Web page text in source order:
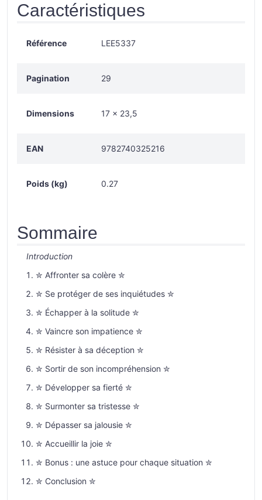
Caractéristiques
Référence LEE5337
Pagination 29
Dimensions 17 × 23,5
EAN 9782740325216
Poids (kg) 0.27
Sommaire
Introduction
✮ Affronter sa colère ✮
✮ Se protéger de ses inquiétudes ✮
✮ Échapper à la solitude ✮
✮ Vaincre son impatience ✮
✮ Résister à sa déception ✮
✮ Sortir de son incompréhension ✮
✮ Développer sa fierté ✮
✮ Surmonter sa tristesse ✮
✮ Dépasser sa jalousie ✮
✮ Accueillir la joie ✮
✮ Bonus : une astuce pour chaque situation ✮
✮ Conclusion ✮